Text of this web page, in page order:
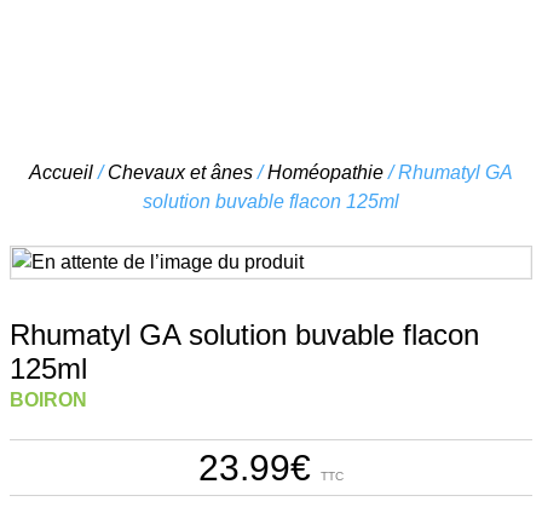
Accueil/Chevaux et ânes/Homéopathie/ Rhumatyl GA
solution buvable flacon 125ml
Rhumatyl GA solution buvable flacon
125ml
BOIRON
23.99€ TTC